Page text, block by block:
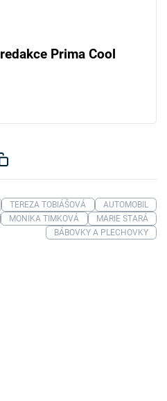
redakce Prima Cool
TEREZA TOBIÁŠOVÁ
AUTOMOBIL
MONIKA TIMKOVÁ
MARIE STARÁ
BÁBOVKY A PLECHOVKY